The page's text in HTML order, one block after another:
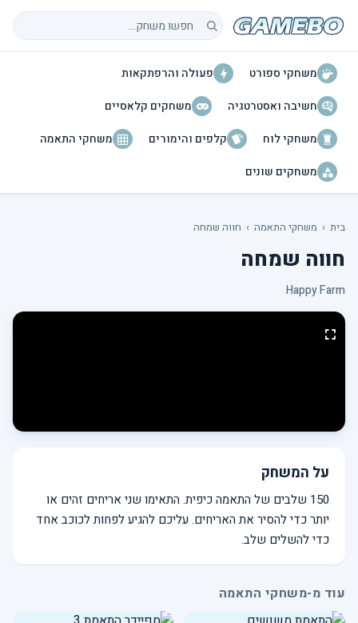
חיפוש משחקים
משחקי ספורט
פעולה והרפתקאות
חשיבה ואסטרטגיה
משחקים קלאסיים
משחקי לוח
קלפים והימורים
משחקי התאמה
משחקים שונים
בית › משחקי התאמה › חווה שמחה
חווה שמחה
Happy Farm
על המשחק
150 שלבים של התאמה כיפית. התאימו שני אריחים זהים או
יותר כדי להסיר את האריחים. עליכם להגיע לפחות לכוכב אחד
כדי להשלים שלב.
עוד מ-משחקי התאמה